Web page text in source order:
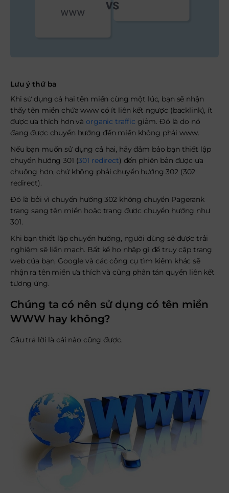
Lưu ý thứ ba
Khi sử dụng cả hai tên miền cùng một lúc, bạn sẽ nhận
thấy tên miền chứa www có ít liên kết ngược (backlink), ít
được ưa thích hơn vàorganic traffic giảm. Đó là do nó
đang được chuyển hướng đến miền không phải www.
Nếu bạn muốn sử dụng cả hai, hãy đảm bảo bạn thiết lập
chuyển hướng 301 (301 redirect) đến phiên bản được ưa
chuộng hơn, chứ không phải chuyển hướng 302 (302
redirect).
Đó là bởi vì chuyển hướng 302 không chuyển Pagerank
trang sang tên miền hoặc trang được chuyển hướng như
301.
Khi bạn thiết lập chuyển hướng, người dùng sẽ được trải
nghiệm sẽ liền mạch. Bất kể họ nhập gì để truy cập trang
web của bạn, Google và các công cụ tìm kiếm khác sẽ
nhận ra tên miền ưa thích và cũng phân tán quyền liên kết
tương ứng.
Chúng ta có nên sử dụng có tên miền
WWW hay không?
Câu trả lời là cái nào cũng được.